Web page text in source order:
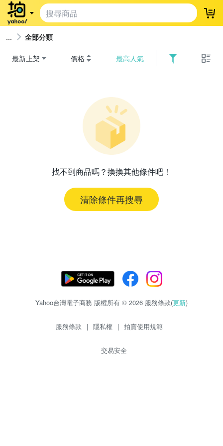
登
全部分類
最新上架 價格 最高人氣
找不到商品嗎？換換其他條件吧！
清除條件再搜尋
Yahoo台灣電子商務 版權所有 © 2026 服務條款(更新)
服務條款 | 隱私權 | 拍賣使用規範
交易安全